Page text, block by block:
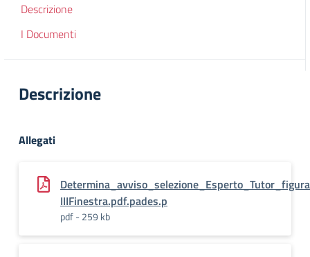
Descrizione
I Documenti
Descrizione
Allegati
IIIFinestra.pdf.pades.p
pdf - 259 kb